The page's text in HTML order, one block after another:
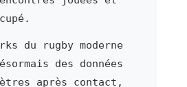
du rugby moderne
des données
après contact,